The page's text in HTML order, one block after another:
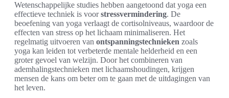
Wetenschappelijke studies hebben aangetoond dat yoga een
effectieve techniek is voorstressvermindering. De
beoefening van yoga verlaagt de cortisolniveaus, waardoor de
effecten van stress op het lichaam minimaliseren. Het
regelmatig uitvoeren van ontspanningstechnieken zoals
yoga kan leiden tot verbeterde mentale helderheid en een
groter gevoel van welzijn. Door het combineren van
ademhalingstechnieken met lichaamshoudingen, krijgen
mensen de kans om beter om te gaan met de uitdagingen van
het leven.